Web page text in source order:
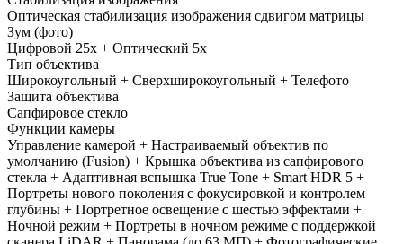
Оптическая стабилизация изображения сдвигом матрицы
Зум (фото)
Цифровой 25x + Оптический 5x
Тип объектива
Широкоугольный + Сверхширокоугольный + Телефото
Защита объектива
Сапфировое стекло
Функции камеры
Управление камерой + Настраиваемый объектив по
умолчанию (Fusion) + Крышка объектива из сапфирового
стекла + Адаптивная вспышка True Tone + Smart HDR 5 +
Портреты нового поколения с фокусировкой и контролем
глубины + Портретное освещение с шестью эффектами +
Ночной режим + Портреты в ночном режиме с поддержкой